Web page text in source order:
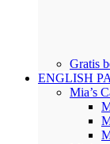
Gratis
ENGLISH
Mia’s